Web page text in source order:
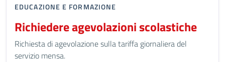
EDUCAZIONE E FORMAZIONE
Richiedere agevolazioni scolastiche
Richiesta di agevolazione sulla tariffa giornaliera del
servizio mensa.